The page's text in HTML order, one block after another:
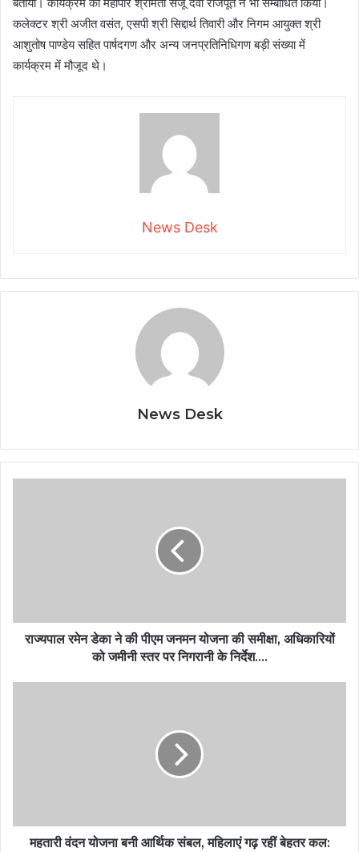
बताया। कार्यक्रम को महापौर श्रीमती संजू देवी राजपूत ने भी सम्बोधित किया।
कलेक्टर श्री अजीत वसंत, एसपी श्री सिद्दार्थ तिवारी और निगम आयुक्त श्री
आशुतोष पाण्डेय सहित पार्षदगण और अन्य जनप्रतिनिधिगण बड़ी संख्या में
कार्यक्रम में मौजूद थे।
News Desk
News Desk
राज्यपाल रमेन डेका ने की पीएम जनमन योजना की समीक्षा, अधिकारियों
को जमीनी स्तर पर निगरानी के निर्देश….
महतारी वंदन योजना बनी आर्थिक संबल, महिलाएं गढ़ रहीं बेहतर कल: